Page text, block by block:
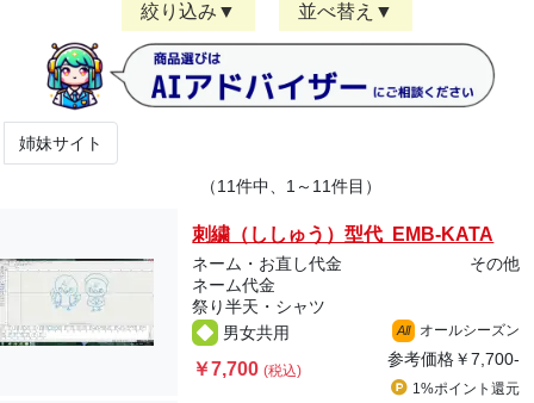
絞り込み 並べ替え
姉妹サイト
（11件中、1～11件目）
刺繍（ししゅう）型代 EMB-KATA
ネーム・お直し代金
その他
ネーム代金
祭り半天・シャツ
男女共用
All オールシーズン
￥7,700(税込)
参考価格￥7,700-
1%ポイント 還元